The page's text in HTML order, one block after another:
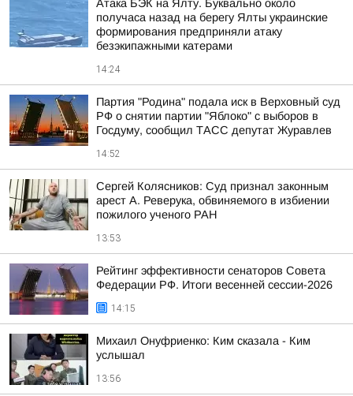
Атака БЭК на Ялту. Буквально около
получаса назад на берегу Ялты украинские
формирования предприняли атаку
безэкипажными катерами
14:24
Партия "Родина" подала иск в Верховный суд
РФ о снятии партии "Яблоко" с выборов в
Госдуму, сообщил ТАСС депутат Журавлев
14:52
Сергей Колясников: Суд признал законным
арест А. Реверука, обвиняемого в избиении
пожилого ученого РАН
13:53
Рейтинг эффективности сенаторов Совета
Федерации РФ. Итоги весенней сессии-2026
14:15
Михаил Онуфриенко: Ким сказала - Ким
услышал
13:56